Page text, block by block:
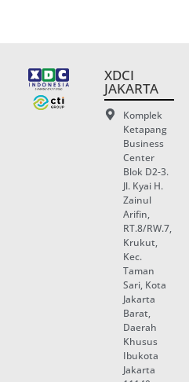
XDCI
JAKARTA
Komplek
Ketapang
Business
Center
Blok D2-3.
Jl. Kyai H.
Zainul
Arifin,
RT.8/RW.7,
Krukut,
Kec.
Taman
Sari, Kota
Jakarta
Barat,
Daerah
Khusus
Ibukota
Jakarta